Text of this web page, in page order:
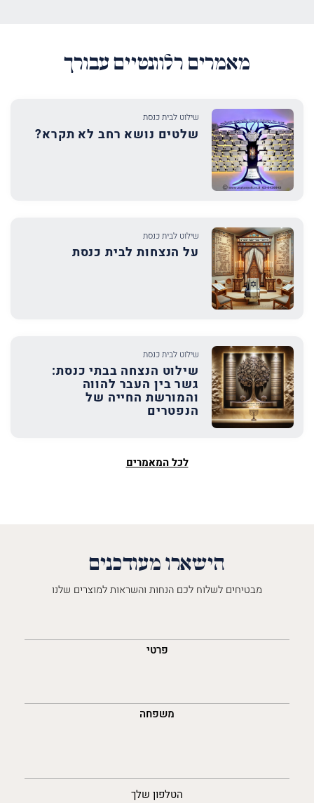
מאמרים רלוונטיים עבורך
שילוט לבית כנסת
שלטים נושא רחב לא תקרא?
שילוט לבית כנסת
על הנצחות לבית כנסת
שילוט לבית כנסת
שילוט הנצחה בבתי כנסת:
גשר בין העבר להווה
והמורשת החייה של
הנפטרים
לכל המאמרים
הישארו מעודכנים
מבטיחים לשלוח לכם הנחות והשראות למוצרים שלנו
פרטי
משפחה
הטלפון שלך